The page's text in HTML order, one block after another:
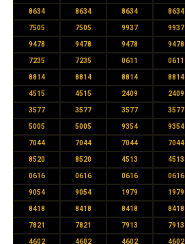
8634 8634 8634 8634
7505 7505 9937 9937
9478 9478 9478 9478
7235 7235 0611 0611
8814 8814 8814 8814
4515 4515 2409 2409
3577 3577 3577 3577
5005 5005 9354 9354
7044 7044 7044 7044
8520 8520 4513 4513
0616 0616 0616 0616
9054 9054 1979 1979
8418 8418 8418 8418
7821 7821 7913 7913
4602 4602 4602 4602